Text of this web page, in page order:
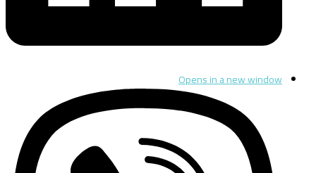
Opens in a new window